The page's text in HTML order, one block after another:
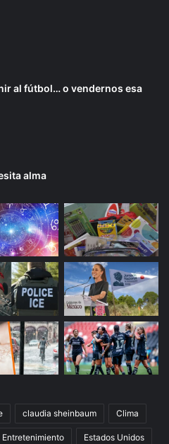
al fútbol… o vendernos esa
alma
claudia sheinbaum Clima
Entretenimiento Estados Unidos